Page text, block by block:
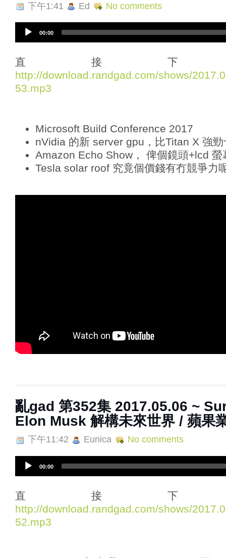
下午1:41 Ed No comments
i
o
P
l
00:00
直接
http://download.randgad.com/shows/
53.mp3
Microsoft Build Conference 2017
nVidia 的新 server gpu，比Titan X 強勁
Amazon Echo Show， 俾個鏡頭+lcd 螢
Tesla solar roof 究竟個價錢有冇競爭力
亂gad 第352集 2017.05.06 ~
Elon Musk 解構未來世界 / 蘋果
下午11:42 Eunica No comments
i
o
P
l
00:00
直接
http://download.randgad.com/shows/
52.mp3